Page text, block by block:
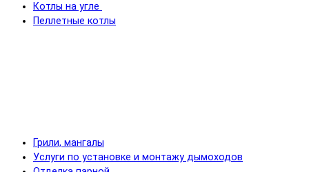
Котлы на угле
Пеллетные котлы
Грили, мангалы
Услуги по установке и монтажу дымоходов